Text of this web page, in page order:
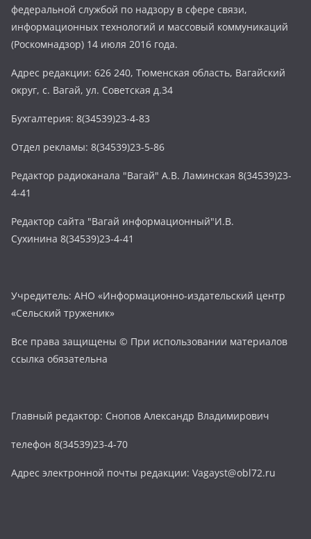
федеральной службой по надзору в сфере связи,
информационных технологий и массовый коммуникаций
(Роскомнадзор) 14 июля 2016 года.
Адрес редакции: 626 240, Тюменская область, Вагайский
округ, с. Вагай, ул. Советская д.34
Бухгалтерия: 8(34539)23-4-83
Отдел рекламы: 8(34539)23-5-86
Редактор радиоканала "Вагай" А.В. Ламинская 8(34539)23-
4-41
Редактор сайта "Вагай информационный"И.В.
Сухинина 8(34539)23-4-41
Учредитель: АНО «Информационно-издательский центр
«Сельский труженик»
Все права защищены © При использовании материалов
ссылка обязательна
Главный редактор: Снопов Александр Владимирович
телефон 8(34539)23-4-70
Адрес электронной почты редакции: Vagayst@obl72.ru